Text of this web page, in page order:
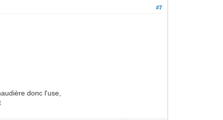
#7
donc l'use,